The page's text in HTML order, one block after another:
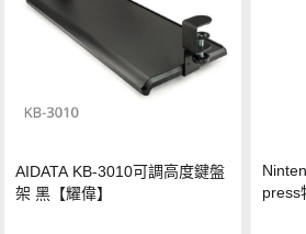
AIDATA KB-3010可調高度鍵盤
架 黑【耀偉】
press